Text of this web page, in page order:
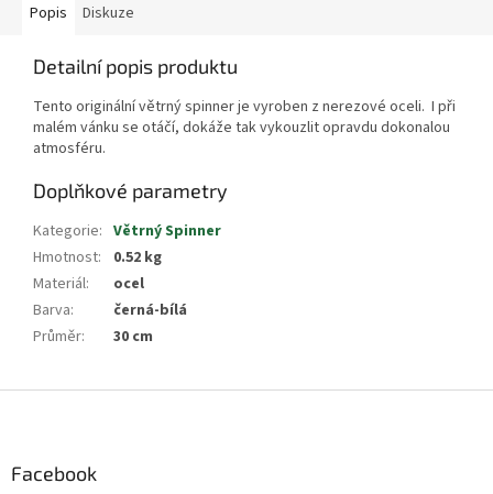
Popis Diskuze
Detailní popis produktu
Tento originální větrný spinner je vyroben z nerezové oceli. I při
malém vánku se otáčí, dokáže tak vykouzlit opravdu dokonalou
atmosféru.
Doplňkové parametry
Kategorie: Větrný Spinner
Hmotnost:
0.52 kg
Materiál:
ocel
Barva:
černá-bílá
Průměr: 30 cm
Facebook